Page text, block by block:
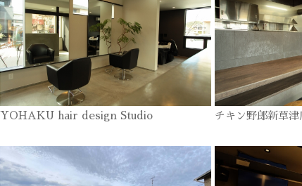
YOHAKU hair design Studio チキン野郎新草津